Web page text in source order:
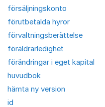
försäljningskonto
förutbetalda hyror
förvaltningsberättelse
föräldrarledighet
förändringar i eget kapital
huvudbok
hämta ny version
id